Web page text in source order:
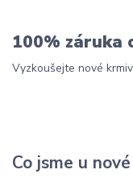
100% záruka
Vyzkoušejte nové
Co jsme u